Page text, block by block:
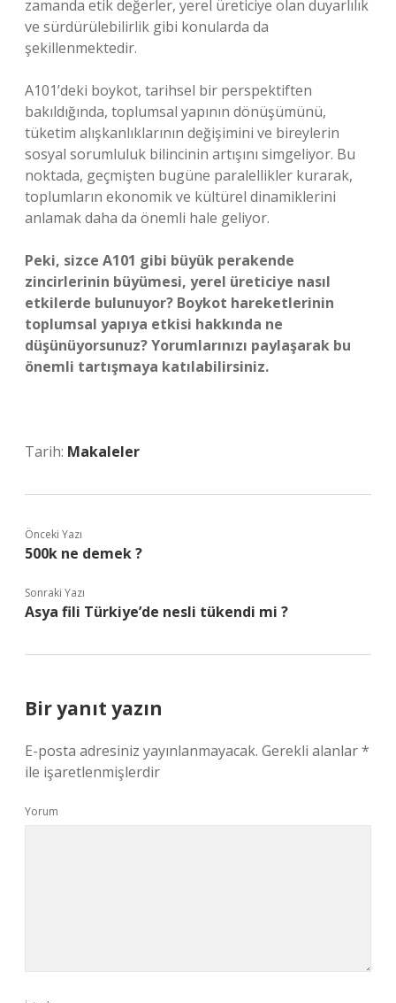
zamanda etik değerler, yerel üreticiye olan duyarlılık
ve sürdürülebilirlik gibi konularda da
şekillenmektedir.
A101’deki boykot, tarihsel bir perspektiften
bakıldığında, toplumsal yapının dönüşümünü,
tüketim alışkanlıklarının değişimini ve bireylerin
sosyal sorumluluk bilincinin artışını simgeliyor. Bu
noktada, geçmişten bugüne paralellikler kurarak,
toplumların ekonomik ve kültürel dinamiklerini
anlamak daha da önemli hale geliyor.
Peki, sizce A101 gibi büyük perakende
zincirlerinin büyümesi, yerel üreticiye nasıl
etkilerde bulunuyor? Boykot hareketlerinin
toplumsal yapıya etkisi hakkında ne
düşünüyorsunuz? Yorumlarınızı paylaşarak bu
önemli tartışmaya katılabilirsiniz.
Tarih: Makaleler
Önceki Yazı
500k ne demek ?
Sonraki Yazı
Asya fili Türkiye’de nesli tükendi mi ?
Bir yanıt yazın
E-posta adresiniz yayınlanmayacak. Gerekli alanlar*
ile işaretlenmişlerdir
Yorum